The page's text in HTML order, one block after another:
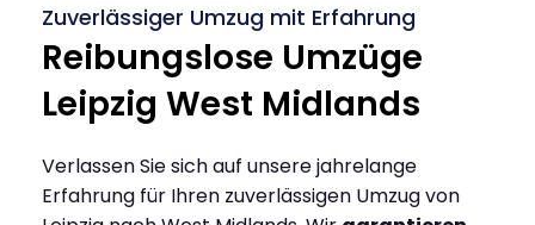
Zuverlässiger Umzug mit Erfahrung
Reibungslose Umzüge
Leipzig West Midlands
Verlassen Sie sich auf unsere jahrelange
Erfahrung für Ihren zuverlässigen Umzug von